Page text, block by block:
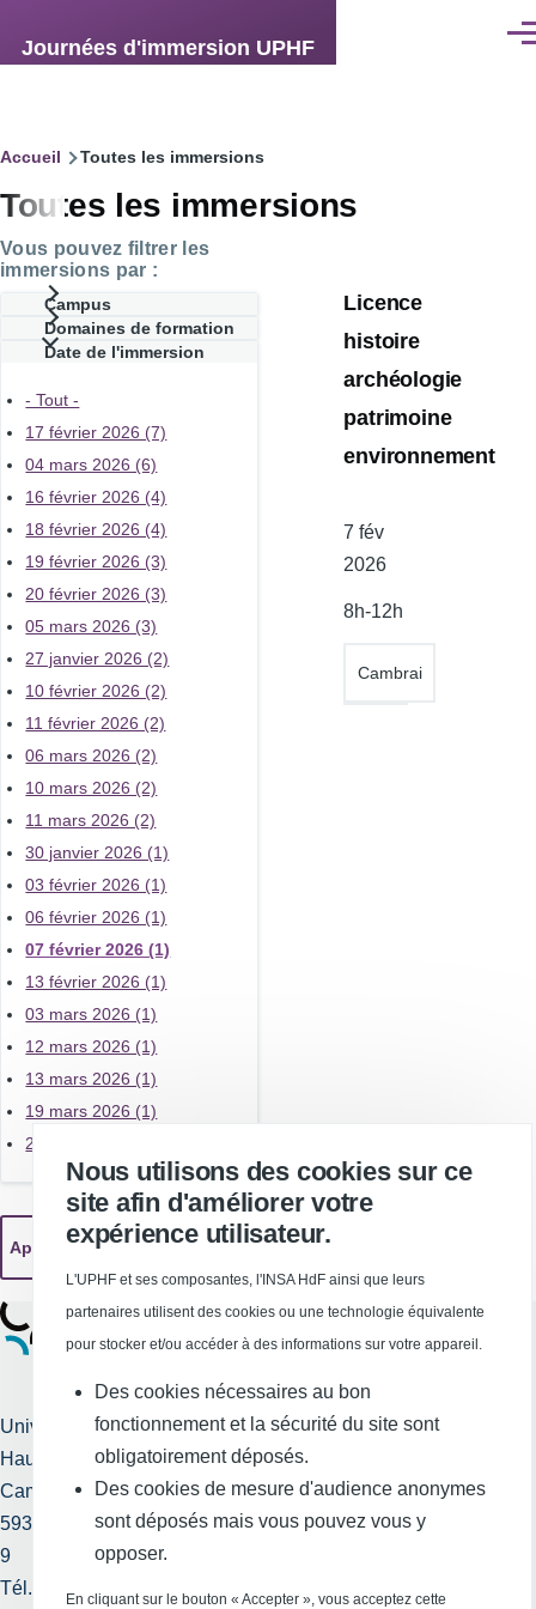
Journées d'immersion UPHF
Fil
d'Ariane
Accueil Toutes les immersions
Toutes les immersions
Vous pouvez filtrer les
immersions par :
Campus
Domaines de formation
Date de l'immersion
- Tout -
17 février 2026 (7)
04 mars 2026 (6)
16 février 2026 (4)
18 février 2026 (4)
19 février 2026 (3)
20 février 2026 (3)
05 mars 2026 (3)
27 janvier 2026 (2)
10 février 2026 (2)
11 février 2026 (2)
06 mars 2026 (2)
10 mars 2026 (2)
11 mars 2026 (2)
30 janvier 2026 (1)
03 février 2026 (1)
06 février 2026 (1)
07 février 2026 (1)
13 février 2026 (1)
03 mars 2026 (1)
12 mars 2026 (1)
13 mars 2026 (1)
19 mars 2026 (1)
26 mars 2026 (1)
Licence
histoire
archéologie
patrimoine
environnement
Date
de
7 fév
2026
8h-12h
Cambrai
Université Polytechnique
Hauts-de-France
Campus Mont Houy
59313 Valenciennes cedex
9
Tél. : 03 27 51 12 34
Mentions légales et
Requête
Nous utilisons des cookies sur ce
site afin d'améliorer votre
expérience utilisateur.
L'UPHF et ses composantes, l'INSA HdF ainsi que leurs
partenaires utilisent des cookies ou une technologie équivalente
pour stocker et/ou accéder à des informations sur votre appareil.
Des cookies nécessaires au bon
fonctionnement et la sécurité du site sont
obligatoirement déposés.
Des cookies de mesure d'audience anonymes
sont déposés mais vous pouvez vous y
opposer.
En cliquant sur le bouton « Accepter », vous acceptez cette